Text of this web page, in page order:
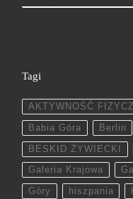
Tagi
AKTYWNOŚĆ
Babia Góra Berlin
BESKID ŻYWIECKI
Galeria Krajowa
Góry hiszpania